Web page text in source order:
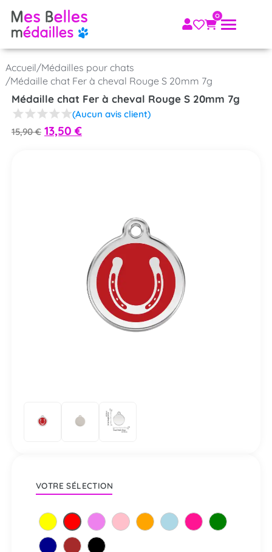
Accueil/Médailles pour chats
/Médaille chat Fer à cheval Rouge S 20mm 7g
Médaille chat Fer à cheval Rouge S 20mm 7g
(Aucun avis client)
15,90€ 13,50 €
VOTRE SÉLECTION